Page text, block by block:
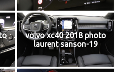
volvo xc40 2018 photo
laurent sanson-19